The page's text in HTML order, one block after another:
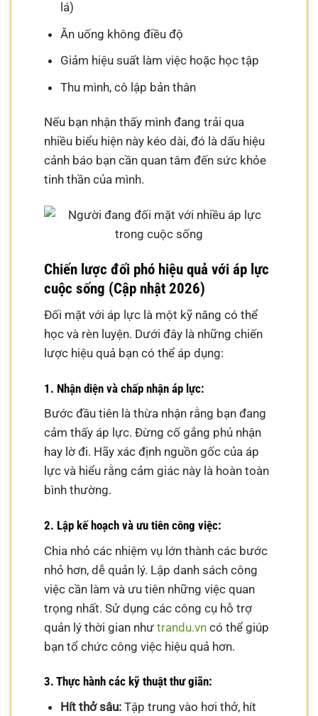
lá)
Ăn uống không điều độ
Giảm hiệu suất làm việc hoặc học tập
Thu mình, cô lập bản thân
Nếu bạn nhận thấy mình đang trải qua
nhiều biểu hiện này kéo dài, đó là dấu hiệu
cảnh báo bạn cần quan tâm đến sức khỏe
tinh thần của mình.
Chiến lược đối phó hiệu quả với áp lực
cuộc sống (Cập nhật 2026)
Đối mặt với áp lực là một kỹ năng có thể
học và rèn luyện. Dưới đây là những chiến
lược hiệu quả bạn có thể áp dụng:
1. Nhận diện và chấp nhận áp lực:
Bước đầu tiên là thừa nhận rằng bạn đang
cảm thấy áp lực. Đừng cố gắng phủ nhận
hay lờ đi. Hãy xác định nguồn gốc của áp
lực và hiểu rằng cảm giác này là hoàn toàn
bình thường.
2. Lập kế hoạch và ưu tiên công việc:
Chia nhỏ các nhiệm vụ lớn thành các bước
nhỏ hơn, dễ quản lý. Lập danh sách công
việc cần làm và ưu tiên những việc quan
trọng nhất. Sử dụng các công cụ hỗ trợ
quản lý thời gian nhưtrandu.vn có thể giúp
bạn tổ chức công việc hiệu quả hơn.
3. Thực hành các kỹ thuật thư giãn:
Hít thở sâu:Tập trung vào hơi thở, hít